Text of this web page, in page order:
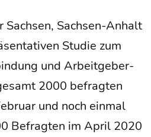
Sach­sen, Sach­­sen-Anhalt
Stu­die zum
und Arbeit­ge­ber­
2000 befrag­ten
und noch ein­mal
Befrag­ten im April 2020